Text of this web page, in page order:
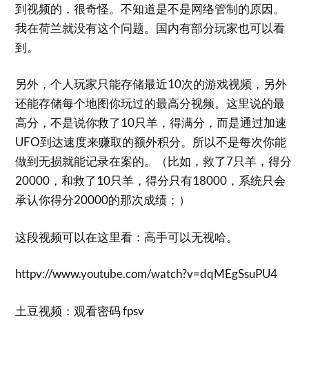
到视频的，很奇怪。不知道是不是网络管制的原因。
我在荷兰就没有这个问题。国内有部分玩家也可以看
到。
另外，个人玩家只能存储最近10次的游戏视频，另外
还能存储每个地图你玩过的最高分视频。这里说的最
高分，不是说你救了10只羊，得满分，而是通过加速
UFO到达速度来赚取的额外积分。所以不是每次你能
做到无损就能记录在案的。（比如，救了7只羊，得分
20000，和救了10只羊，得分只有18000，系统只会
承认你得分20000的那次成绩；）
这段视频可以在这里看：高手可以无视哈。
httpv://www.youtube.com/watch?v=dqMEgSsuPU4
土豆视频：观看密码 fpsv